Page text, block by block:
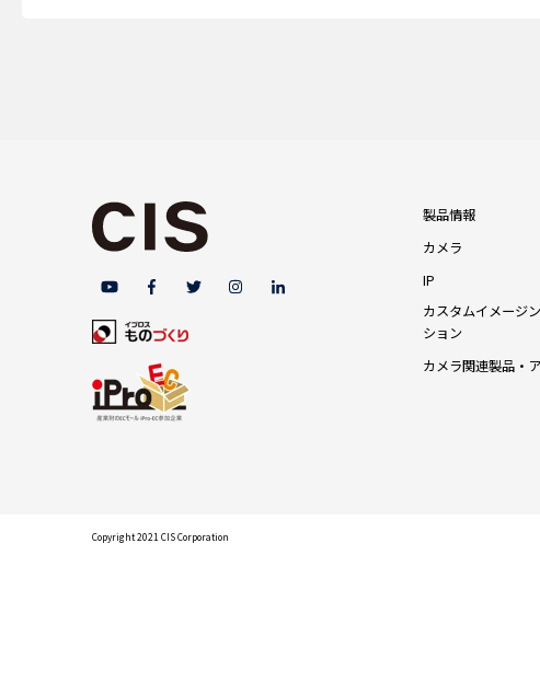
製品情報
カメラ
IP
カスタムイメージ
ション
カメラ関連製品・
Copyright 2021 CIS Corporation